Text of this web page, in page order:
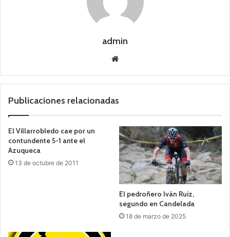
admin
we
Publicaciones relacionadas
El Villarrobledo cae por un
contundente 5-1 ante el
Azuqueca
13 de octubre de 2011
El pedroñero Iván Ruiz,
segundo en Candelada
18 de marzo de 2025